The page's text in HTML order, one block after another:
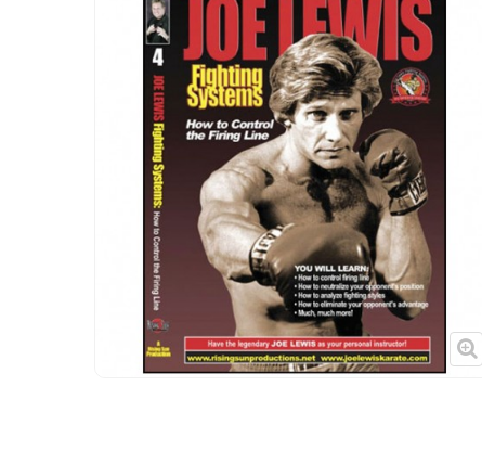
Tenues
Chaussures
Protections
Cible de frappe
Condition physique
Accessoires
Décoration
Voir plus